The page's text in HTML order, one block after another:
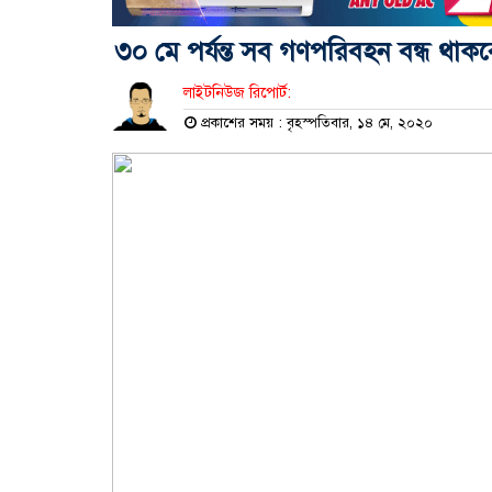
৩০ মে পর্যন্ত সব গণপরিবহন বন্ধ
লাইটনিউজ রিপোর্ট:
প্রকাশের সময় : বৃহস্পতিবার, ১৪ মে, ২০২০